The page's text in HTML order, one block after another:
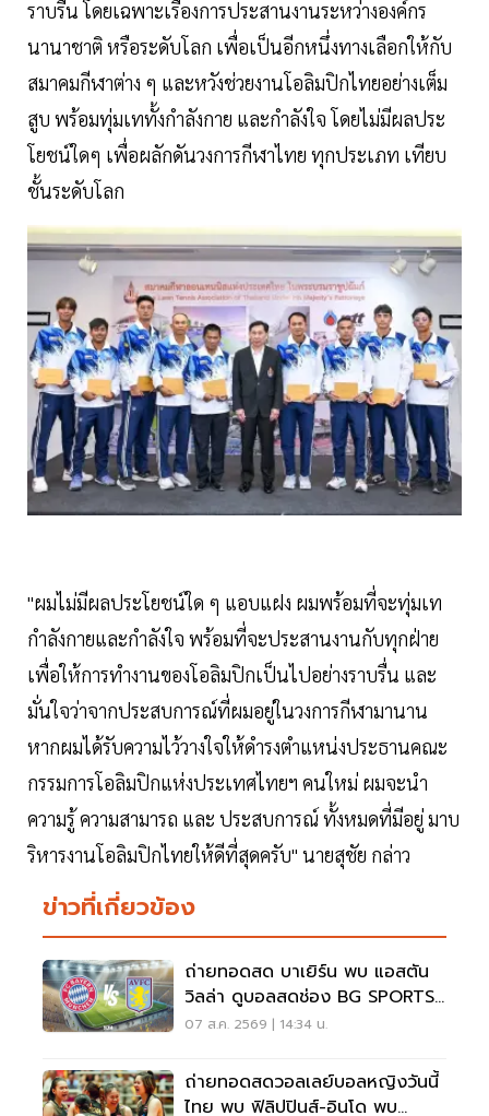
ราบรื่น โดยเฉพาะเรื่องการประสานงานระหว่างองค์กร
นานาชาติ หรือระดับโลก เพื่อเป็นอีกหนึ่งทางเลือกให้กับ
สมาคมกีฬาต่าง ๆ และหวังช่วยงานโอลิมปิกไทยอย่างเต็ม
สูบ พร้อมทุ่มเททั้งกำลังกาย และกำลังใจ โดยไม่มีผลประ
โยชน์ใดๆ เพื่อผลักดันวงการกีฬาไทย ทุกประเภท เทียบ
ชั้นระดับโลก
"ผมไม่มีผลประโยชน์ใด ๆ แอบแฝง ผมพร้อมที่จะทุ่มเท
กำลังกายและกำลังใจ พร้อมที่จะประสานงานกับทุกฝ่าย
เพื่อให้การทำงานของโอลิมปิกเป็นไปอย่างราบรื่น และ
มั่นใจว่าจากประสบการณ์ที่ผมอยู่ในวงการกีฬามานาน
หากผมได้รับความไว้วางใจให้ดำรงตำแหน่งประธานคณะ
กรรมการโอลิมปิกแห่งประเทศไทยฯ คนใหม่ ผมจะนำ
ความรู้ ความสามารถ และ ประสบการณ์ ทั้งหมดที่มีอยู่ มาบ
ริหารงานโอลิมปิกไทยให้ดีที่สุดครับ" นายสุชัย กล่าว
ข่าวที่เกี่ยวข้อง
ถ่ายทอดสด บาเยิร์น พบ แอสตัน
วิลล่า ดูบอลสดช่อง BG SPORTS
เวลา 19.00 น.
07 ส.ค. 2569 | 14:34 น.
ถ่ายทอดสดวอลเลย์บอลหญิงวันนี้
ไทย พบ ฟิลิปปินส์-อินโด พบ